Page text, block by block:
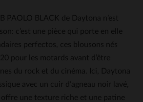
PAOLO BLACK de Daytona n’est
c’est une pièce qui porte en elle
perfectos, ces blousons nés
pour les motards avant d’être
du rock et du cinéma. Ici, Daytona
avec un cuir d’agneau noir lavé,
offre une texture riche et une patine